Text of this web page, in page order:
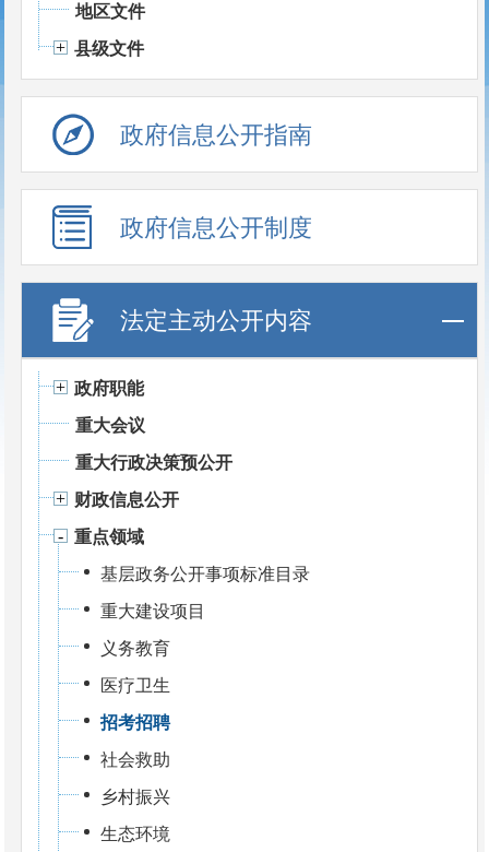
地区文件
县级文件
政府信息公开指南
政府信息公开制度
法定主动公开内容
政府职能
重大会议
重大行政决策预公开
财政信息公开
重点领域
基层政务公开事项标准目录
重大建设项目
义务教育
医疗卫生
招考招聘
社会救助
乡村振兴
生态环境